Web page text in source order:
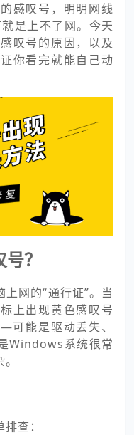
感叹号，明明网线
是上不了网。今天
叹号的原因，以及
你看完就能自己动
？
网的“通行证”。当
上出现黄色感叹号
能是驱动丢失、
Windows系统很常
查：